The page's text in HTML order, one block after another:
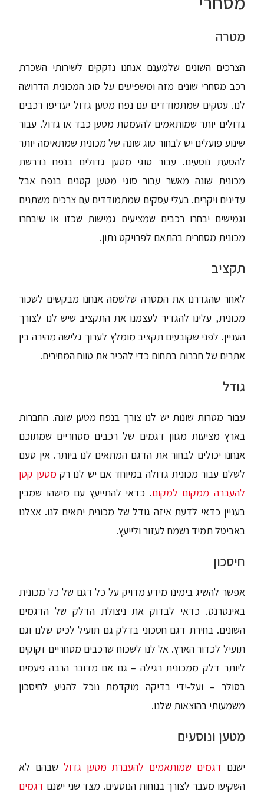
מטרה
הצרכים השונים שלמענם אנחנו נזקקים לשירותי השכרת
רכב מסחרי שונים מזה ומשפיעים על סוג המכונית הדרושה
לנו. עסקים שמתמודדים עם נפח מטען גדול יעדיפו רכבים
גדולים יותר שמותאמים להעמסת מטען כבד או גדול. עבור
שינוע פועלים יש לבחור סוג שונה של מכונית שמתאימה יותר
להסעת נוסעים. עבור סוגי מטען גדולים בנפח נדרשת
מכונית שונה מאשר עבור סוגי מטען קטנים בנפח אבל
עדינים ויקרים. בעלי עסקים שמתמודדים עם צרכים משתנים
וגמישים יבחרו רכבים שמציעים גמישות שכזו או שיבחרו
מכונית מסחרית בהתאם לפרויקט נתון.
תקציב
לאחר שהגדרנו את המטרה שלשמה אנחנו מבקשים לשכור
מכונית, עלינו להגדיר לעצמנו את התקציב שיש לנו לצורך
העניין. לפני שקובעים תקציב מומלץ לערוך גלישה מהירה בין
אתרים של חברות בתחום כדי להכיר את טווח המחירים.
גודל
עבור מטרות שונות יש לנו צורך בנפח מטען שונה. החברות
בארץ מציעות מגוון דגמים של רכבים מסחריים שמתוכם
אנחנו יכולים לבחור את הדגם המתאים לנו ביותר. אין טעם
לשלם עבור מכונית גדולה במיוחד אם יש לנו רק מטען קטן
להעברה ממקום למקום. כדאי להתייעץ עם מישהו שמבין
בעניין כדאי לדעת איזה גודל של מכונית יתאים לנו. אצלנו
באביטל תמיד נשמח לעזור ולייעץ.
חיסכון
אפשר להשיג בימינו מידע מדויק על כל דגם של כל מכונית
באינטרנט. כדאי לבדוק את ניצולת הדלק של הדגמים
השונים. בחירת דגם חסכוני בדלק גם תועיל לכיס שלנו וגם
תועיל לכדור הארץ. אל לנו לשכוח שרכבים מסחריים זקוקים
ליותר דלק ממכונית רגילה – גם אם מדובר הרבה פעמים
בסולר – ועל-ידי בדיקה מוקדמת נוכל להגיע לחיסכון
משמעותי בהוצאות שלנו.
מטען ונוסעים
ישנם דגמים שמותאמים להעברת מטען גדול שבהם לא
השקיעו מעבר לצורך בנוחות הנוסעים. מצד שני ישנם דגמים